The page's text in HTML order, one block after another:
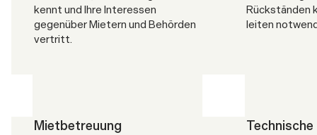
kennt und Ihre Interessen
gegenüber Mietern und Behörden
vertritt.
Rückständen
leiten
Mietbetreuung